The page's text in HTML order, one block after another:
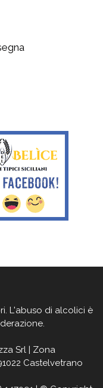
L'abuso di alcolici è
Srl | Zona
Castelvetrano